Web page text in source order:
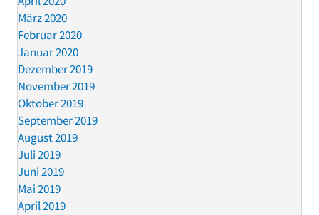
März 2020
Februar 2020
Januar 2020
Dezember 2019
November 2019
Oktober 2019
September 2019
August 2019
Juli 2019
Juni 2019
Mai 2019
April 2019